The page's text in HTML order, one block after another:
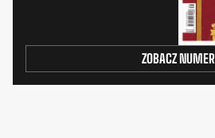
ZOBACZ NUMER